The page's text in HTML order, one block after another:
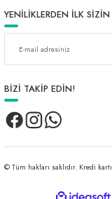
YENİLİKLERDEN İLK
BİZİ TAKİP EDİN!
© Tüm hakları saklıdır. Kredi